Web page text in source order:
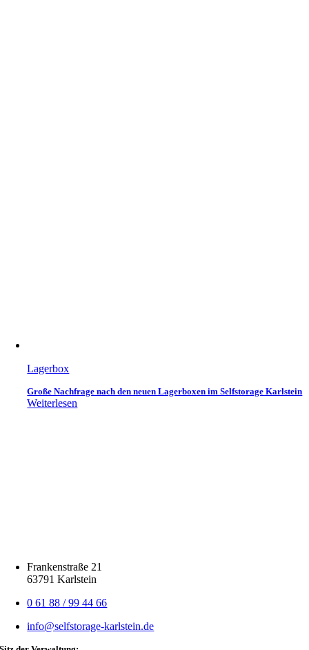
Lagerbox
Große Nachfrage nach den neuen Lagerboxen im Selfstorage Karlstein
Weiterlesen
Frankenstraße 21
63791 Karlstein
0 61 88 / 99 44 66
info@selfstorage-karlstein.de